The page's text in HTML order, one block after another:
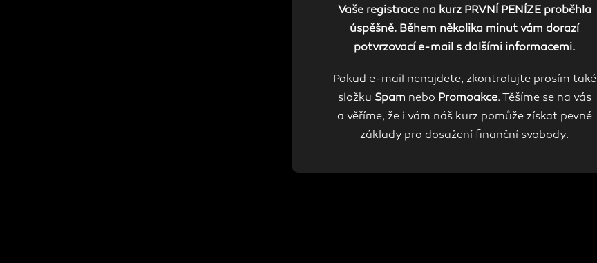
Vaše registrace na kurz PRVNÍ PENÍZE proběhla
úspěšně. Během několika minut vám dorazí
potvrzovací e-mail s dalšími informacemi.
Pokud e-mail nenajdete, zkontrolujte prosím také
složku Spam nebo Promoakce. Těšíme se na vás
a věříme, že i vám náš kurz pomůže získat pevné
základy pro dosažení finanční svobody.